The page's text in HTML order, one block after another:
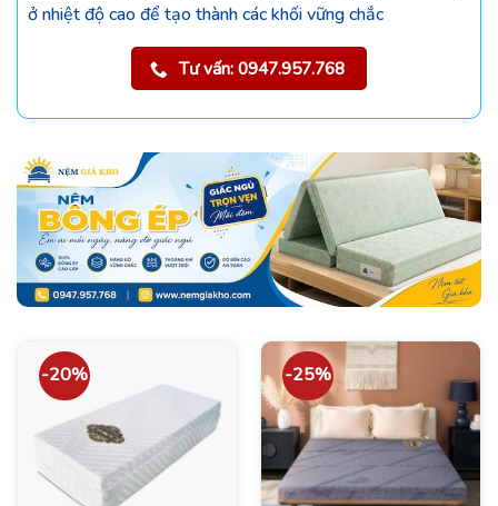
ở nhiệt độ cao để tạo thành các khối vững chắc
Tư vấn: 0947.957.768
-20% -25%